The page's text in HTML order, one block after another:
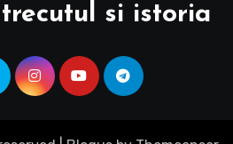
si istoria